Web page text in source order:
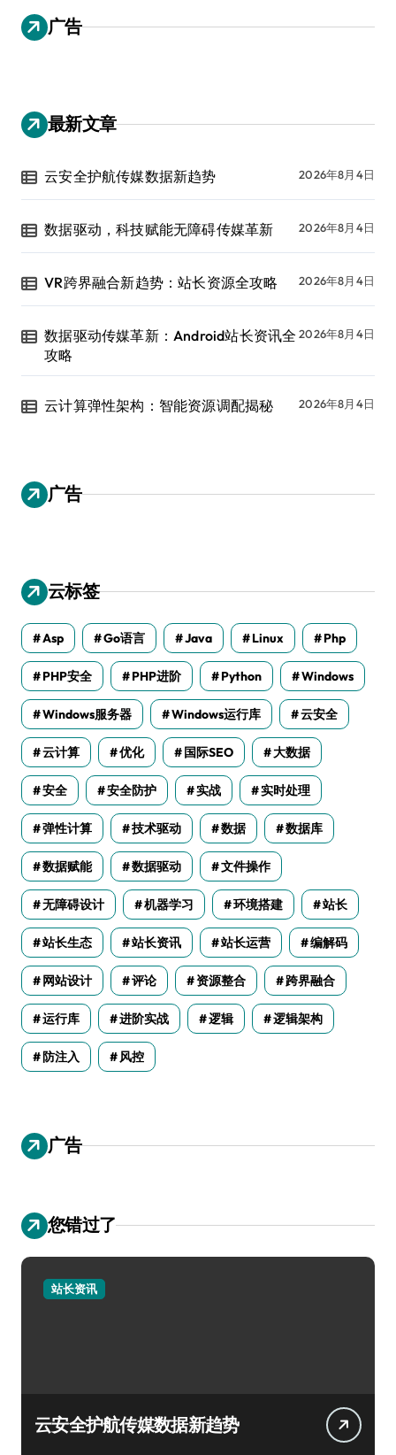
广告
最新文章
云安全护航传媒数据新趋势 2026年8月4日
数据驱动，科技赋能无障碍传媒革新 2026年8月4日
VR跨界融合新趋势：站长资源全攻略 2026年8月4日
数据驱动传媒革新：Android站长资讯全
攻略
2026年8月4日
云计算弹性架构：智能资源调配揭秘 2026年8月4日
广告
云标签
Asp Go语言 Java Linux Php
PHP安全 PHP进阶 Python Windows
Windows服务器 Windows运行库 云安全
云计算 优化 国际SEO 大数据
安全 安全防护 实战 实时处理
弹性计算 技术驱动 数据 数据库
数据赋能 数据驱动 文件操作
无障碍设计 机器学习 环境搭建 站长
站长生态 站长资讯 站长运营 编解码
网站设计 评论 资源整合 跨界融合
运行库 进阶实战 逻辑 逻辑架构
防注入 风控
广告
您错过了
站长资讯
云安全护航传媒数据新趋势